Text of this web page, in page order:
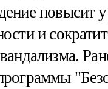
повысит
и